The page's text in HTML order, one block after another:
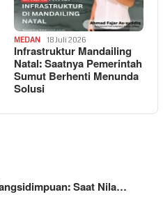
MEDAN 18 Juli 2026
Infrastruktur Mandailing
Natal: Saatnya Pemerintah
Sumut Berhenti Menunda
Solusi
Saat Nila…